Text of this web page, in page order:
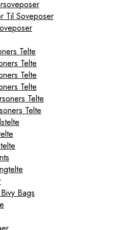
Til Soveposer
Telte
Telte
Telte
Telte
Telte
Telte
Bags